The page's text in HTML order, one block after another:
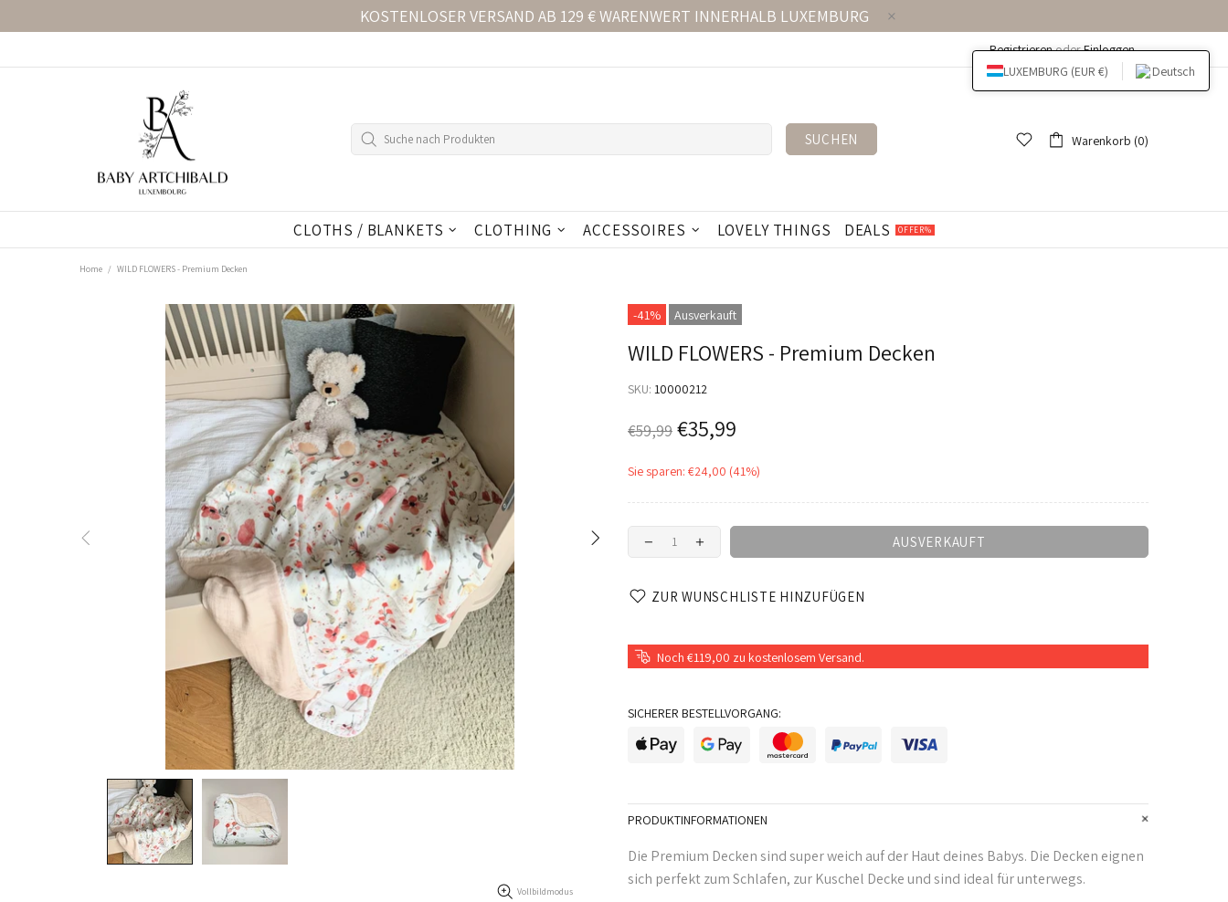
KOSTENLOSER VERSAND AB 129 € WARENWERT INNERHALB LUXEMBURG
RegistrierenoderEinloggen
SUCHEN Warenkorb (0)
CLOTHS / BLANKETS CLOTHING ACCESSOIRES LOVELY THINGS DEALS OFFER%
Home WILD FLOWERS - Premium Decken
Vollbildmodus
-41% Ausverkauft
WILD FLOWERS - Premium Decken
SKU: 10000212
€59,99 €35,99
Sie sparen: €24,00 (41%)
AUSVERKAUFT
ZUR WUNSCHLISTE HINZUFÜGEN
Noch €119,00 zu kostenlosem Versand.
SICHERER BESTELLVORGANG:
PRODUKTINFORMATIONEN
Die Premium Decken sind super weich auf der Haut deines Babys. Die Decken eignen
sich perfekt zum Schlafen, zur Kuschel Decke und sind ideal für unterwegs.
LUXEMBURG (EUR €) Deutsch